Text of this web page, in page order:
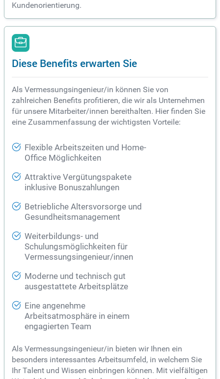
Kundenorientierung.
Diese Benefits erwarten Sie
Als Vermessungsingenieur/in können Sie von
zahlreichen Benefits profitieren, die wir als Unternehmen
für unsere Mitarbeiter/innen bereithalten. Hier finden Sie
eine Zusammenfassung der wichtigsten Vorteile:
Flexible Arbeitszeiten und Home-
Office Möglichkeiten
Attraktive Vergütungspakete
inklusive Bonuszahlungen
Betriebliche Altersvorsorge und
Gesundheitsmanagement
Weiterbildungs- und
Schulungsmöglichkeiten für
Vermessungsingenieur/innen
Moderne und technisch gut
ausgestattete Arbeitsplätze
Eine angenehme
Arbeitsatmosphäre in einem
engagierten Team
Als Vermessungsingenieur/in bieten wir Ihnen ein
besonders interessantes Arbeitsumfeld, in welchem Sie
Ihr Talent und Wissen einbringen können. Mit vielfältigen